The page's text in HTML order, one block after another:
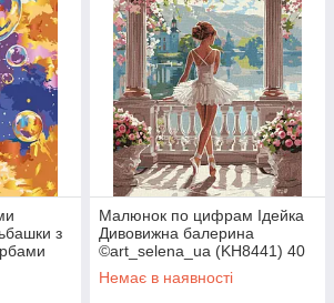
з
х 50 см
Малюнок по цифрам Ідейка
Дивовижна балерина
©art_selena_ua (KH8441) 40
х 50 см
Немає в наявності